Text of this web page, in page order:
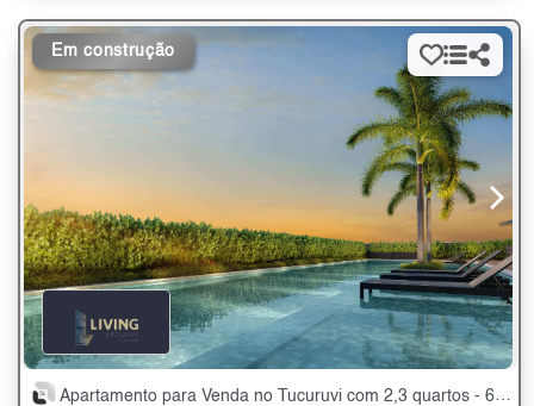
Em construção
Apartamento para Venda no Tucuruvi com 2,3 quartos - 60 a 87 m²